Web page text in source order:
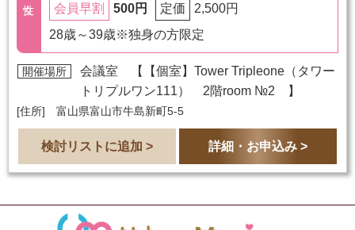
会員早割 500円 定価
2,500円
28歳～39歳※独身の方限定
開催場所 会議室 【
【個室】Tower Tripleone（タワー
トリプルワン111） 2階room №2
】
[住所] 富山県富山市牛島新町5-5
検討リストに追加 > 詳細・お申込み >